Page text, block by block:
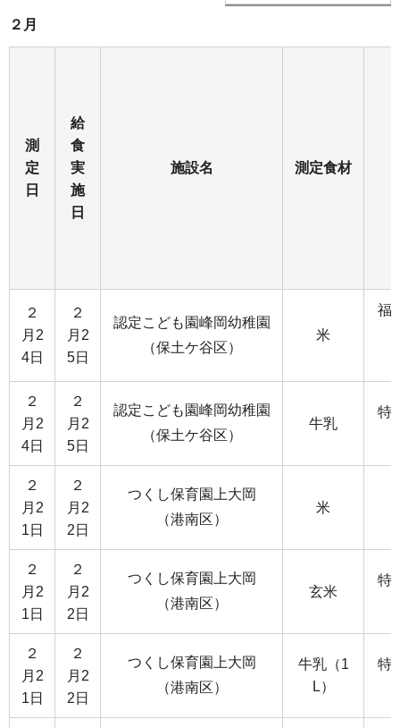
２月
測
定
日
給
食
実
施
日
施設名 測定食材
２
月2
4日
２
月2
5日
認定こども園峰岡幼稚園
（保土ケ谷区）
米
福
２
月2
4日
２
月2
5日
認定こども園峰岡幼稚園
（保土ケ谷区）
牛乳
特
２
月2
1日
２
月2
2日
つくし保育園上大岡
（港南区）
米
２
月2
1日
２
月2
2日
つくし保育園上大岡
（港南区）
玄米
特
２
月2
1日
２
月2
2日
つくし保育園上大岡
（港南区）
牛乳（1
L）
特